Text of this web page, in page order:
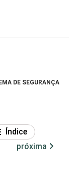
DE SEGURANÇA
Índice
próxima